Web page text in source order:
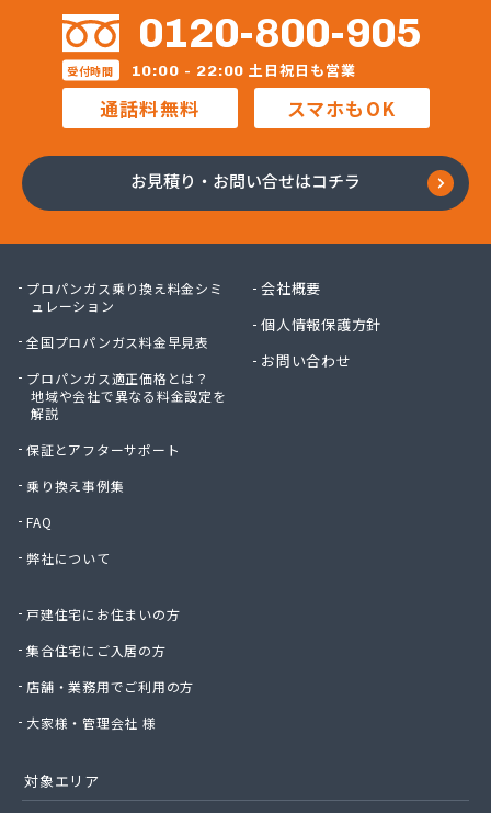
株式会社ホームガス東海 楽田ショップ
株式会社マルエイ名古屋支店
株式会社マルコー
株式会社マルハチ
株式会社マルマン
株式会社ヤマアキ
株式会社よしや商店
株式会社リピックス
株式会社リピックス 春日井センター
株式会社一プロ
株式会社稲藤商店
株式会社稲葉エネクス
株式会社宇佐美プロパン
株式会社下林
株式会社桑原商事
株式会社元久商店
株式会社古田商店
株式会社三好ガス
株式会社山源服部商会
株式会社山新プロパン部
株式会社山田幸一商店
0120-800-905
受付時間 10:00 - 22:00 土日祝日も営業
通話料無料 スマホもOK
お見積り・お問い合せはコチラ
プロパンガス乗り換え料金シミ
ュレーション
全国プロパンガス料金早見表
プロパンガス適正価格とは？
地域や会社で異なる料金設定を
解説
保証とアフターサポート
乗り換え事例集
FAQ
弊社について
戸建住宅にお住まいの方
集合住宅にご入居の方
店舗・業務用でご利用の方
大家様・管理会社 様
会社概要
個人情報保護方針
お問い合わせ
対象エリア